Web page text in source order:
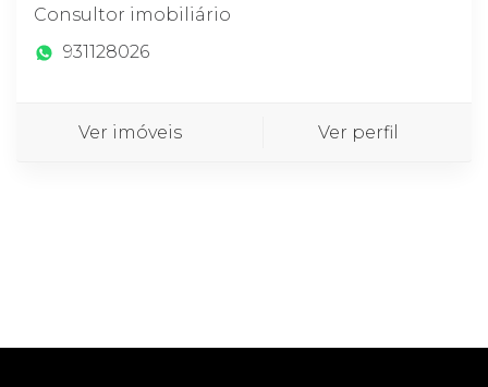
Consultor imobiliário
931128026
Ver imóveis Ver perfil